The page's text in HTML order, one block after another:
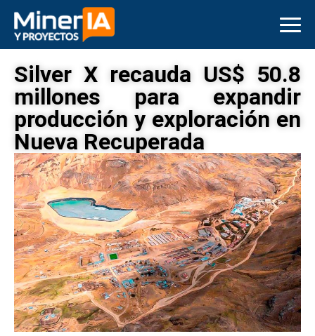
Silver X recauda US$ 50.8
millones para expandir
producción y exploración en
Nueva Recuperada